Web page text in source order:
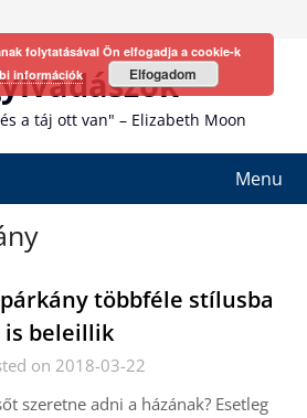
a táj ott van" – Elizabeth Moon
Menu
többféle stílusba
is beleillik
on 2018-03-22
szeretne adni a házának? Esetleg
folytatásával Ön elfogadja a cookie-k
információk Elfogadom